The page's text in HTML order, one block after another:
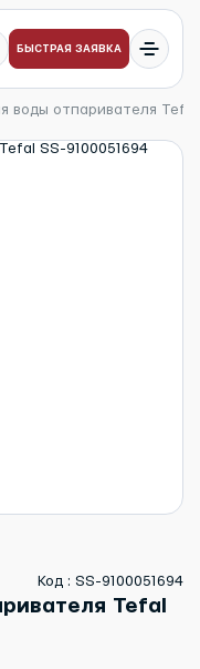
БЫСТРАЯ ЗАЯВКА
воды отпаривателя
Код : SS-9100051694
Tefal